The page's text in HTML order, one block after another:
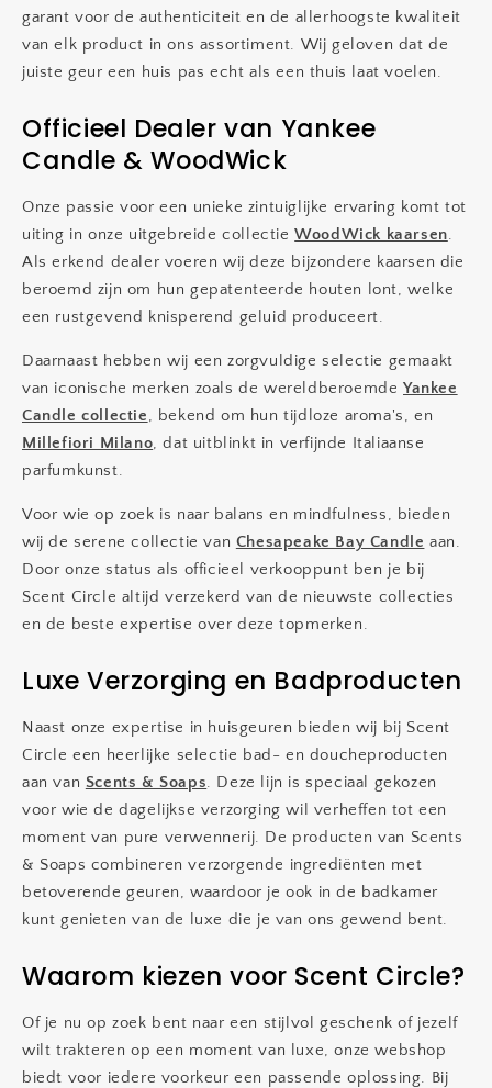
garant voor de authenticiteit en de allerhoogste kwaliteit
van elk product in ons assortiment. Wij geloven dat de
juiste geur een huis pas echt als een thuis laat voelen.
Officieel Dealer van Yankee
Candle & WoodWick
Onze passie voor een unieke zintuiglijke ervaring komt tot
uiting in onze uitgebreide collectieWoodWick kaarsen.
Als erkend dealer voeren wij deze bijzondere kaarsen die
beroemd zijn om hun gepatenteerde houten lont, welke
een rustgevend knisperend geluid produceert.
Daarnaast hebben wij een zorgvuldige selectie gemaakt
van iconische merken zoals de wereldberoemdeYankee
Candle collectie, bekend om hun tijdloze aroma's, en
Millefiori Milano, dat uitblinkt in verfijnde Italiaanse
parfumkunst.
Voor wie op zoek is naar balans en mindfulness, bieden
wij de serene collectie van Chesapeake Bay Candle aan.
Door onze status als officieel verkooppunt ben je bij
Scent Circle altijd verzekerd van de nieuwste collecties
en de beste expertise over deze topmerken.
Luxe Verzorging en Badproducten
Naast onze expertise in huisgeuren bieden wij bij Scent
Circle een heerlijke selectie bad- en doucheproducten
aan van Scents & Soaps. Deze lijn is speciaal gekozen
voor wie de dagelijkse verzorging wil verheffen tot een
moment van pure verwennerij. De producten van Scents
& Soaps combineren verzorgende ingrediënten met
betoverende geuren, waardoor je ook in de badkamer
kunt genieten van de luxe die je van ons gewend bent.
Waarom kiezen voor Scent Circle?
Of je nu op zoek bent naar een stijlvol geschenk of jezelf
wilt trakteren op een moment van luxe, onze webshop
biedt voor iedere voorkeur een passende oplossing. Bij